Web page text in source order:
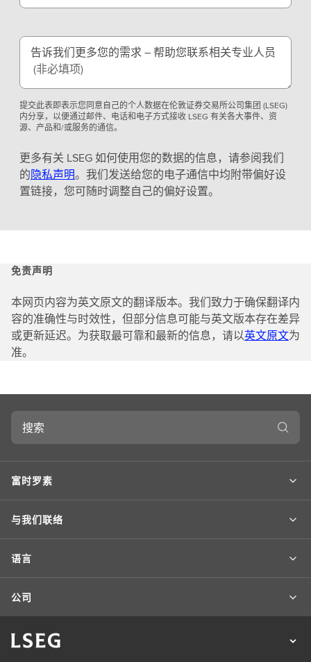
告诉我们更多您的需求 – 帮助您联系相关专业人员
(非必填项)
提交此表即表示您同意自己的个人数据在伦敦证券交易所公司集团 (LSEG)
内分享，以便通过邮件、电话和电子方式接收 LSEG 有关各大事件、资
源、产品和/或服务的通信。
更多有关 LSEG 如何使用您的数据的信息，请参阅我们
的隐私声明。我们发送给您的电子通信中均附带偏好设
置链接，您可随时调整自己的偏好设置。
免责声明
本网页内容为英文原文的翻译版本。我们致力于确保翻译内
容的准确性与时效性，但部分信息可能与英文版本存在差异
或更新延迟。为获取最可靠和最新的信息，请以英文原文为
准。
搜
富时罗素
与我们联络
语言
公司